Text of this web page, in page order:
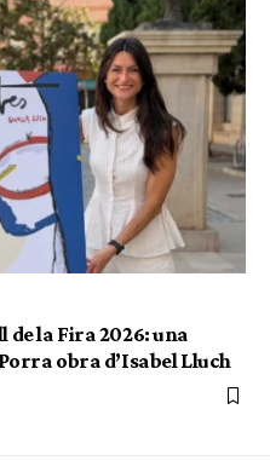
la Fira 2026: una
obra d’Isabel Lluch